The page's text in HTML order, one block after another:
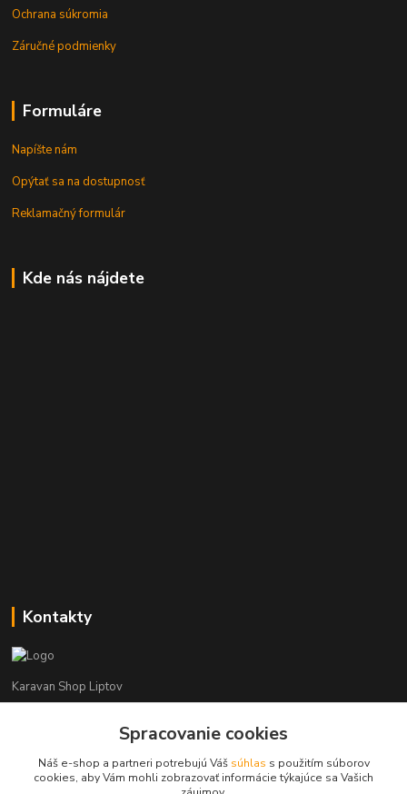
Ochrana súkromia
Záručné podmienky
Formuláre
Napíšte nám
Opýtať sa na dostupnosť
Reklamačný formulár
Kde nás nájdete
Kontakty
Karavan Shop Liptov
+421 903 626 885
info@karavanshopliptov.sk
Spracovanie cookies
Náš e-shop a partneri potrebujú Váš súhlas s použitím súborov
cookies, aby Vám mohli zobrazovať informácie týkajúce sa Vašich